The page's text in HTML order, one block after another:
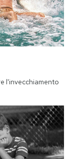
l'invecchiamento